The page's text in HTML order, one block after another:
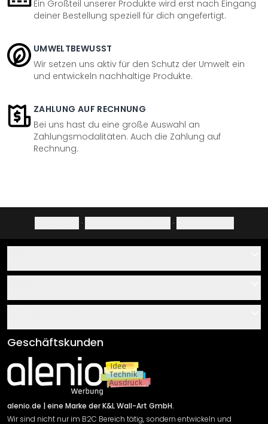
Ein Großteil unserer Produkte wird erst nach Eingang
deiner Bestellung speziell für dich angefertigt.
UMWELTBEWUSST
Wir setzen uns aktiv für den Schutz der Umwelt ein
und entwickeln nachhaltige Produkte.
ZAHLUNG AUF RECHNUNG
Bei uns hast du eine große Auswahl an
Zahlungsmodalitäten. Auch die Zahlung auf
Rechnung.
· ·
Über uns
Klebe- und Montageanleitungen
Newsletter An-/Abmeldung
Sendungsverfolgung
AGB
Impressum
Versand & Zahlung
Rücksendung
Widerrufsrecht
Geschäftskunden
alenio.de | eine Marke der K&L Wall-Art GmbH.
Wir sind nicht nur im B2C Bereich tätig, sondern entwickeln und